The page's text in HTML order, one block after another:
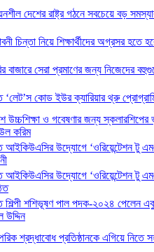
দেশের রাষ্ট্র গঠনে সবচেয়ে বড়
চিন্তা নিয়ে শিক্ষার্থীদের অগ্রসর হতে
বাজারে সেরা প্রমাণের জন্য নিজেদের
‘লেট’স কোড ইউর ক্যারিয়ার থ্রু
উচ্চশিক্ষা ও গবেষণার জন্য
করিম
আইকিউএসির উদ্যোগে ‘ওরিয়েন্টেশন টু
আইকিউএসির উদ্যোগে ‘ওরিয়েন্টেশন টু
শিল্পী শশিভূষণ পাল পদক-২০২৪ পেলেন
উদ্দিন
শ্রদ্ধাবোধ প্রতিষ্ঠানকে এগিয়ে নিতে